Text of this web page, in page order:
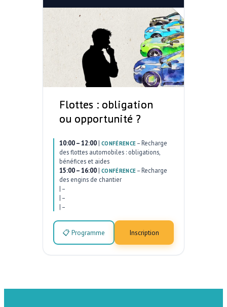
Flottes : obligation
ou opportunité ?
10:00 – 12:00 | CONFÉRENCE – Recharge
des flottes automobiles : obligations,
bénéfices et aides
15:00 – 16:00 | CONFÉRENCE – Recharge
des engins de chantier
| –
| –
| –
📋 Programme Inscription